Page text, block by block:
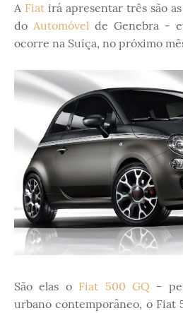
A Fiat irá apresentar três são
do Automóvel de Genebra -
ocorre na Suíça, no próximo
São elas o Fiat 500 GQ -
urbano contemporâneo, o